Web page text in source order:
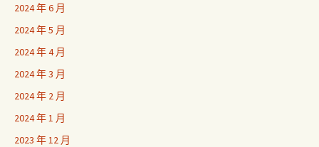
2024 年 6 月
2024 年 5 月
2024 年 4 月
2024 年 3 月
2024 年 2 月
2024 年 1 月
2023 年 12 月